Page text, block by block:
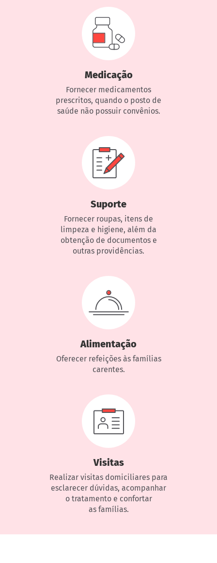
Medicação
Fornecer medicamentos
prescritos, quando o posto de
saúde não possuir convênios.
Suporte
Fornecer roupas, itens de
limpeza e higiene, além da
obtenção de documentos e
outras providências.
Alimentação
Oferecer refeições às famílias
carentes.
Visitas
Realizar visitas domiciliares para
esclarecer dúvidas, acompanhar
o tratamento e confortar
as famílias.